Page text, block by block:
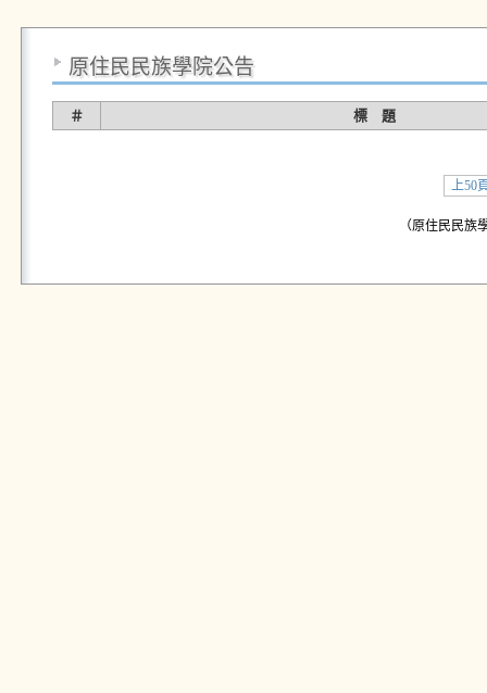
原住民民族學院公告
＃ 標 題
上50
（原住民民族